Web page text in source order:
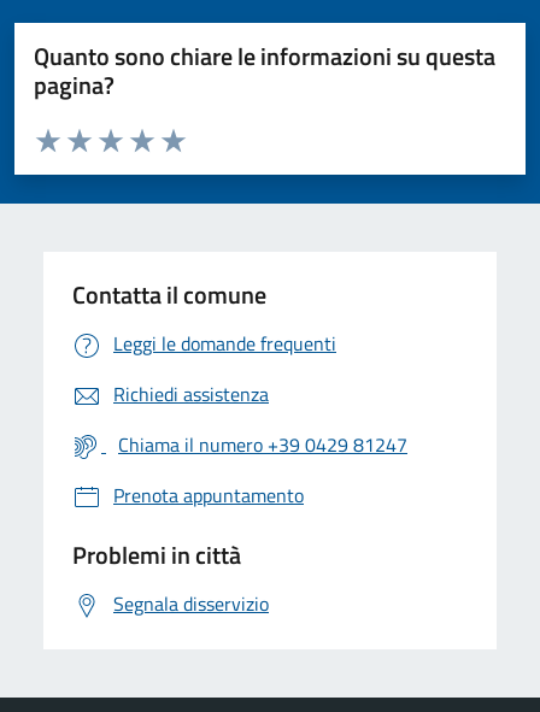
Quanto sono chiare le informazioni su questa
pagina?
Valuta da 1 a 5 stelle la pagina
Valuta 5 stelle su 5
Valuta 4 stelle su 5
Valuta 3 stelle su 5
Valuta 2 stelle su 5
Valuta 1 stelle su 5
Contatta il comune
Leggi le domande frequenti
Richiedi assistenza
Chiama il numero +39 0429 81247
Prenota appuntamento
Problemi in città
Segnala disservizio